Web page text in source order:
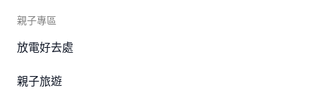
親子專區
放電好去處
親子旅遊